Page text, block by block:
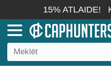
15% ATLAIDE!